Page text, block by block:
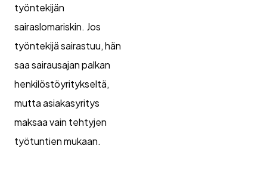
työntekijän
sairaslomariskin. Jos
työntekijä sairastuu, hän
saa sairausajan palkan
henkilöstöyritykseltä,
mutta asiakasyritys
maksaa vain tehtyjen
työtuntien mukaan.